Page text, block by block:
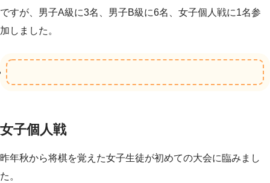
ですが、男子A級に3名、男子B級に6名、女子個人戦に1名参
加しました。
女子個人戦
昨年秋から将棋を覚えた女子生徒が初めての大会に臨みまし
た。